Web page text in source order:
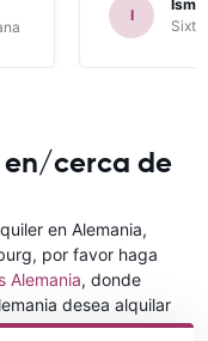
I
Sixt
en/cerca de
en Alemania,
por favor haga
Alemania, donde
desea alquilar